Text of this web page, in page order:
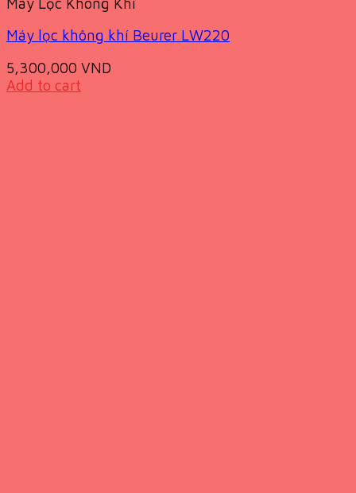
Máy lọc không khí Beurer LW220
5,300,000 VND
Add to cart